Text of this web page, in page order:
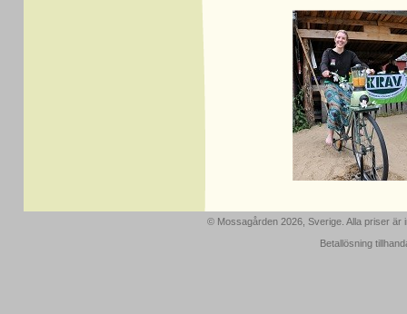
© Mossagården 2026, Sverige. Alla priser
Betallösning